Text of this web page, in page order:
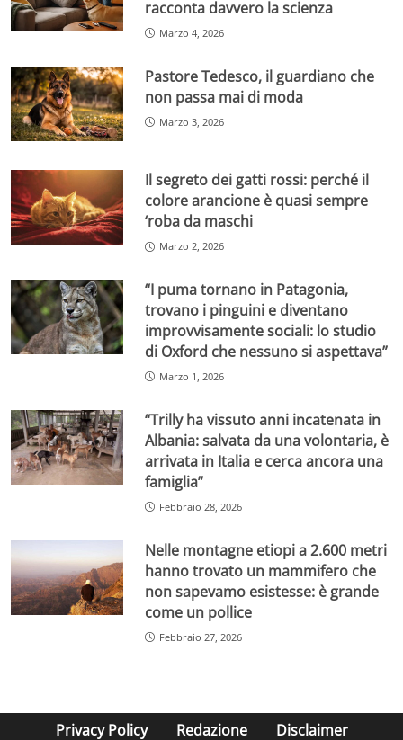
racconta davvero la scienza
Marzo 4, 2026
Pastore Tedesco, il guardiano che
non passa mai di moda
Marzo 3, 2026
Il segreto dei gatti rossi: perché il
colore arancione è quasi sempre
‘roba da maschi
Marzo 2, 2026
“I puma tornano in Patagonia,
trovano i pinguini e diventano
improvvisamente sociali: lo studio
di Oxford che nessuno si aspettava”
Marzo 1, 2026
“Trilly ha vissuto anni incatenata in
Albania: salvata da una volontaria, è
arrivata in Italia e cerca ancora una
famiglia”
Febbraio 28, 2026
Nelle montagne etiopi a 2.600 metri
hanno trovato un mammifero che
non sapevamo esistesse: è grande
come un pollice
Febbraio 27, 2026
Privacy Policy Redazione Disclaimer